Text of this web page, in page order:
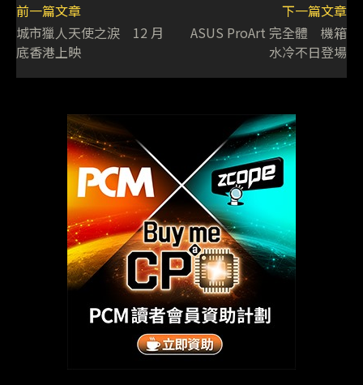
前一篇文章
城市獵人天使之淚 12 月
底香港上映
下一篇文章
ASUS ProArt 完全體 機箱
水冷不日登場